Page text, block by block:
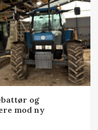
og
mod ny